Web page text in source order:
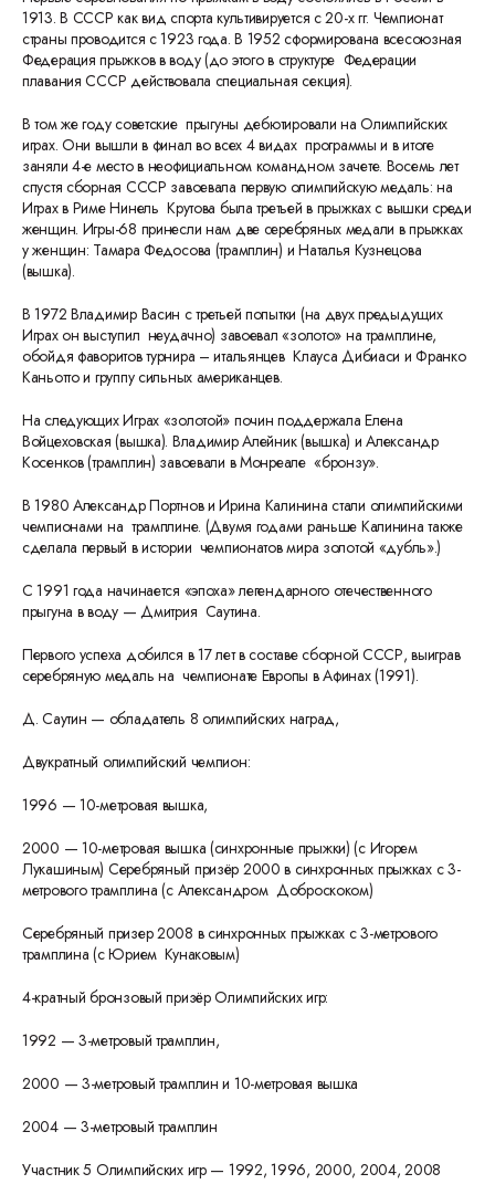
1913. В СССР как вид спорта культивируется с 20-х гг. Чемпионат
страны проводится с 1923 года. В 1952 сформирована всесоюзная
Федерация прыжков в воду (до этого в структуре Федерации
плавания СССР действовала специальная секция).
В том же году советские прыгуны дебютировали на Олимпийских
играх. Они вышли в финал во всех 4 видах программы и в итоге
заняли 4-е место в неофициальном командном зачете. Восемь лет
спустя сборная СССР завоевала первую олимпийскую медаль: на
Играх в Риме Нинель Крутова была третьей в прыжках с вышки среди
женщин. Игры-68 принесли нам две серебряных медали в прыжках
у женщин: Тамара Федосова (трамплин) и Наталья Кузнецова
(вышка).
В 1972 Владимир Васин с третьей попытки (на двух предыдущих
Играх он выступил неудачно) завоевал «золото» на трамплине,
обойдя фаворитов турнира – итальянцев Клауса Дибиаси и Франко
Каньотто и группу сильных американцев.
На следующих Играх «золотой» почин поддержала Елена
Войцеховская (вышка). Владимир Алейник (вышка) и Александр
Косенков (трамплин) завоевали в Монреале «бронзу».
В 1980 Александр Портнов и Ирина Калинина стали олимпийскими
чемпионами на трамплине. (Двумя годами раньше Калинина также
сделала первый в истории чемпионатов мира золотой «дубль».)
С 1991 года начинается «эпоха» легендарного отечественного
прыгуна в воду — Дмитрия Саутина.
Первого успеха добился в 17 лет в составе сборной СССР, выиграв
серебряную медаль на чемпионате Европы в Афинах (1991).
Д. Саутин — обладатель 8 олимпийских наград,
Двукратный олимпийский чемпион:
1996 — 10-метровая вышка,
2000 — 10-метровая вышка (синхронные прыжки) (с Игорем
Лукашиным) Серебряный призёр 2000 в синхронных прыжках с 3-
метрового трамплина (с Александром Доброскоком)
Серебряный призер 2008 в синхронных прыжках с 3-метрового
трамплина (с Юрием Кунаковым)
4-кратный бронзовый призёр Олимпийских игр:
1992 — 3-метровый трамплин,
2000 — 3-метровый трамплин и 10-метровая вышка
2004 — 3-метровый трамплин
Участник 5 Олимпийских игр — 1992, 1996, 2000, 2004, 2008